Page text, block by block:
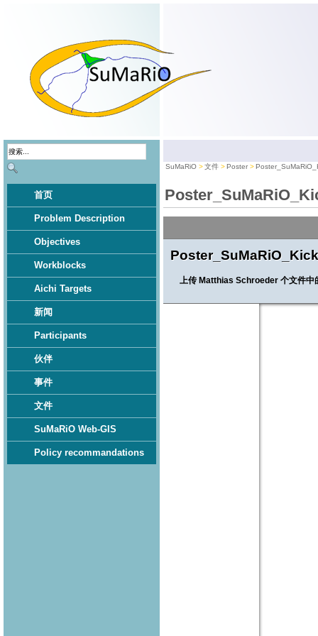
首页
Problem Description
Objectives
Workblocks
Aichi Targets
新闻
Participants
伙伴
事件
文件
SuMaRiO Web-GIS
Policy recommandations
SuMaRiO 文件 Poster
上传 Matthias Schroeder 个文件中